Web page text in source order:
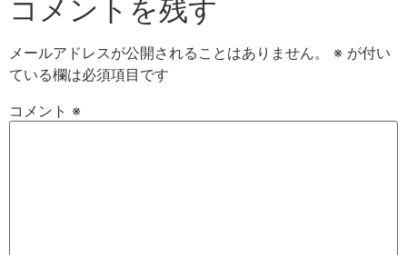
コメントを残す
メールアドレスが公開されることはありません。 ※ が付い
ている欄は必須項目です
コメント ※